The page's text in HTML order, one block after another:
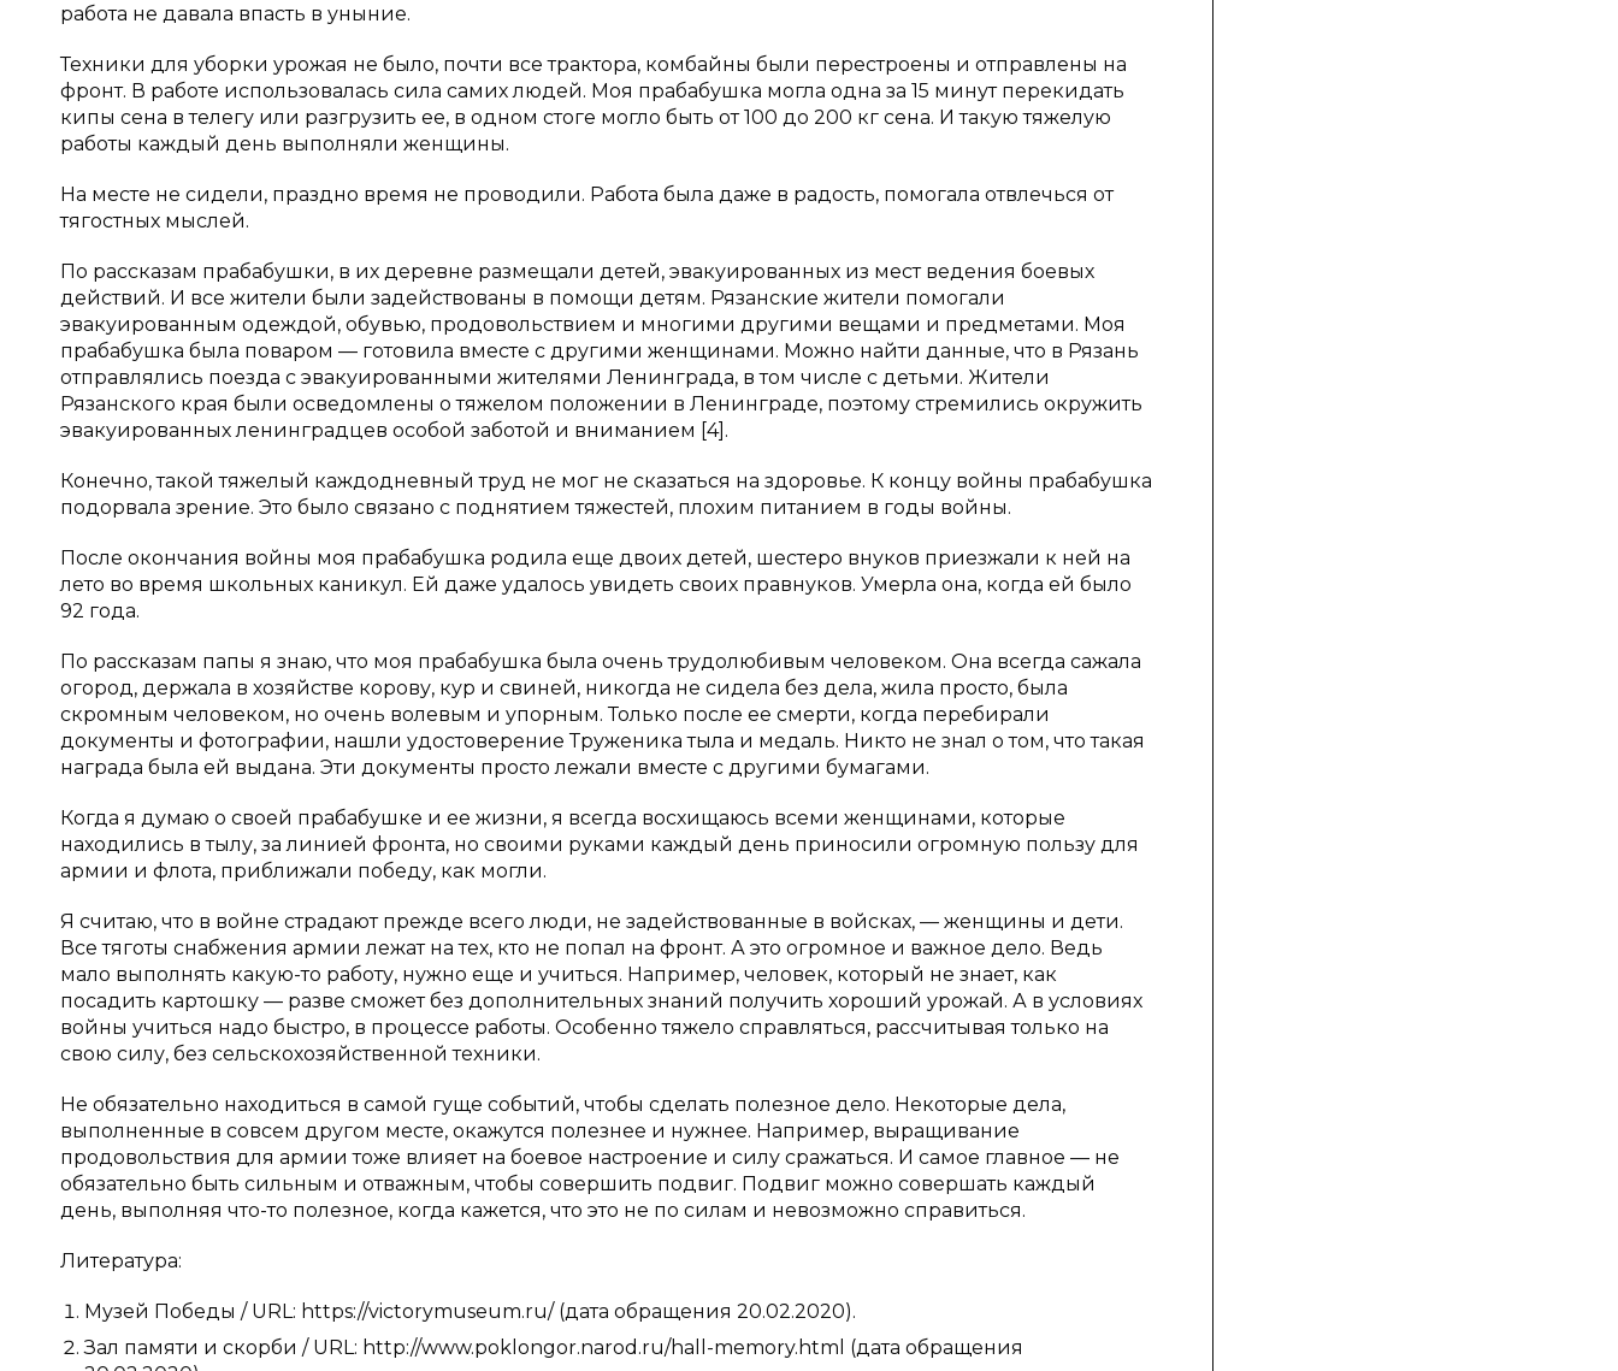
работа не давала впасть в уныние.
Техники для уборки урожая не было, почти все трактора, комбайны были перестроены и отправлены на
фронт. В работе использовалась сила самих людей. Моя прабабушка могла одна за 15 минут перекидать
кипы сена в телегу или разгрузить ее, в одном стоге могло быть от 100 до 200 кг сена. И такую тяжелую
работы каждый день выполняли женщины.
На месте не сидели, праздно время не проводили. Работа была даже в радость, помогала отвлечься от
тягостных мыслей.
По рассказам прабабушки, в их деревне размещали детей, эвакуированных из мест ведения боевых
действий. И все жители были задействованы в помощи детям. Рязанские жители помогали
эвакуированным одеждой, обувью, продовольствием и многими другими вещами и предметами. Моя
прабабушка была поваром — готовила вместе с другими женщинами. Можно найти данные, что в Рязань
отправлялись поезда с эвакуированными жителями Ленинграда, в том числе с детьми. Жители
Рязанского края были осведомлены о тяжелом положении в Ленинграде, поэтому стремились окружить
эвакуированных ленинградцев особой заботой и вниманием [4].
Конечно, такой тяжелый каждодневный труд не мог не сказаться на здоровье. К концу войны прабабушка
подорвала зрение. Это было связано с поднятием тяжестей, плохим питанием в годы войны.
После окончания войны моя прабабушка родила еще двоих детей, шестеро внуков приезжали к ней на
лето во время школьных каникул. Ей даже удалось увидеть своих правнуков. Умерла она, когда ей было
92 года.
По рассказам папы я знаю, что моя прабабушка была очень трудолюбивым человеком. Она всегда сажала
огород, держала в хозяйстве корову, кур и свиней, никогда не сидела без дела, жила просто, была
скромным человеком, но очень волевым и упорным. Только после ее смерти, когда перебирали
документы и фотографии, нашли удостоверение Труженика тыла и медаль. Никто не знал о том, что такая
награда была ей выдана. Эти документы просто лежали вместе с другими бумагами.
Когда я думаю о своей прабабушке и ее жизни, я всегда восхищаюсь всеми женщинами, которые
находились в тылу, за линией фронта, но своими руками каждый день приносили огромную пользу для
армии и флота, приближали победу, как могли.
Я считаю, что в войне страдают прежде всего люди, не задействованные в войсках, — женщины и дети.
Все тяготы снабжения армии лежат на тех, кто не попал на фронт. А это огромное и важное дело. Ведь
мало выполнять какую-то работу, нужно еще и учиться. Например, человек, который не знает, как
посадить картошку — разве сможет без дополнительных знаний получить хороший урожай. А в условиях
войны учиться надо быстро, в процессе работы. Особенно тяжело справляться, рассчитывая только на
свою силу, без сельскохозяйственной техники.
Не обязательно находиться в самой гуще событий, чтобы сделать полезное дело. Некоторые дела,
выполненные в совсем другом месте, окажутся полезнее и нужнее. Например, выращивание
продовольствия для армии тоже влияет на боевое настроение и силу сражаться. И самое главное — не
обязательно быть сильным и отважным, чтобы совершить подвиг. Подвиг можно совершать каждый
день, выполняя что-то полезное, когда кажется, что это не по силам и невозможно справиться.
Литература:
Музей Победы / URL: https://victorymuseum.ru/ (дата обращения 20.02.2020).
Зал памяти и скорби / URL: http://www.poklongor.narod.ru/hall-memory.html (дата обращения